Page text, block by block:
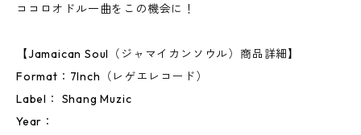
ココロオドル一曲をこの機会に！
【Jamaican Soul（ジャマイカンソウル）商品詳細】
Format：7Inch（レゲエレコード）
Label： Shang Muzic
Year：